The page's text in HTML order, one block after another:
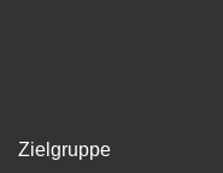
Zielgruppe